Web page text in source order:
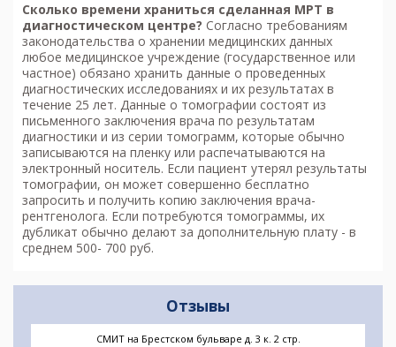
Сколько времени храниться сделанная МРТ в
диагностическом центре? Согласно требованиям
законодательства о хранении медицинских данных
любое медицинское учреждение (государственное или
частное) обязано хранить данные о проведенных
диагностических исследованиях и их результатах в
течение 25 лет. Данные о томографии состоят из
письменного заключения врача по результатам
диагностики и из серии томограмм, которые обычно
записываются на пленку или распечатываются на
электронный носитель. Если пациент утерял результаты
томографии, он может совершенно бесплатно
запросить и получить копию заключения врача-
рентгенолога. Если потребуются томограммы, их
дубликат обычно делают за дополнительную плату - в
среднем 500- 700 руб.
Отзывы
СМИТ на Брестском бульваре д. 3 к. 2 стр.